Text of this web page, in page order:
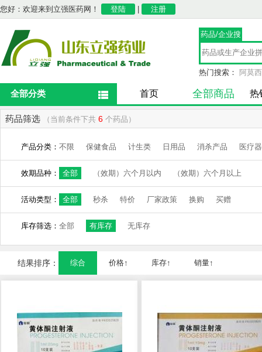
您好：欢迎来到立强医药网！ 登陆 注册
药品/企业搜
索
热门搜索： 阿莫
全部分类 首页 全部商品 热
药品筛选 （当前条件下共 6 个药品）
产品分类： 不限 保健食品 计生类 日用品 消杀产品 医疗
效期品种： 全部 （效期）六个月以内 （效期）六个月以上
活动类型： 全部 秒杀 特价 厂家政策 换购 买赠
库存筛选： 全部 有库存 无库存
结果排序： 综合 价格↑ 库存↑ 销量↑